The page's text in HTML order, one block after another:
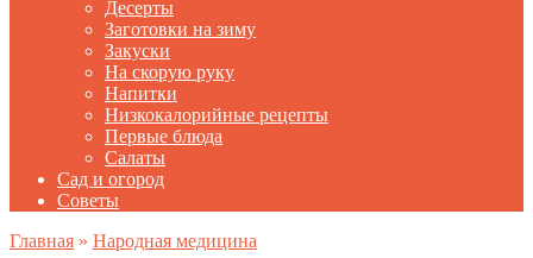
Десерты
Заготовки на зиму
Закуски
На скорую руку
Напитки
Низкокалорийные рецепты
Первые блюда
Салаты
Сад и огород
Советы
Главная » Народная медицина